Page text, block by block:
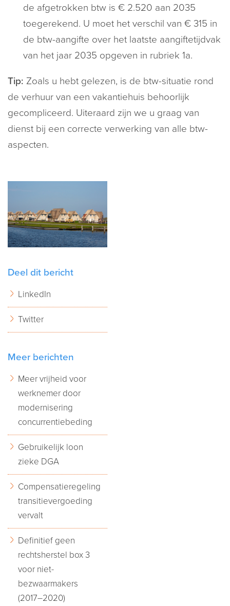
de afgetrokken btw is € 2.520 aan 2035
toegerekend. U moet het verschil van € 315 in
de btw-aangifte over het laatste aangiftetijdvak
van het jaar 2035 opgeven in rubriek 1a.
Tip: Zoals u hebt gelezen, is de btw-situatie rond
de verhuur van een vakantiehuis behoorlijk
gecompliceerd. Uiteraard zijn we u graag van
dienst bij een correcte verwerking van alle btw-
aspecten.
Deel dit bericht
LinkedIn
Twitter
Meer berichten
Meer vrijheid voor
werknemer door
modernisering
concurrentiebeding
Gebruikelijk loon
zieke DGA
Compensatieregeling
transitievergoeding
vervalt
Definitief geen
rechtsherstel box 3
voor niet-
bezwaarmakers
(2017–2020)